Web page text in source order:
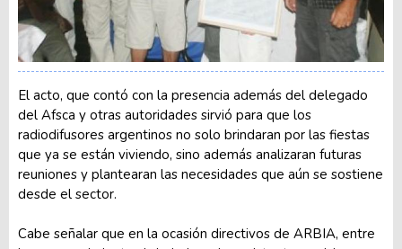
El acto, que contó con la presencia además del delegado
del Afsca y otras autoridades sirvió para que los
radiodifusores argentinos no solo brindaran por las fiestas
que ya se están viviendo, sino además analizaran futuras
reuniones y plantearan las necesidades que aún se sostiene
desde el sector.
Cabe señalar que en la ocasión directivos de ARBIA, entre